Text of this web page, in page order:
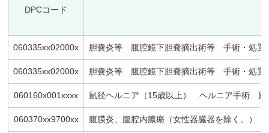
DPCコード
060335xx02000x 胆嚢炎等 腹腔鏡下胆嚢摘出術等 手術・処
060335xx02000x 胆嚢炎等 腹腔鏡下胆嚢摘出術等 手術・処
060160x001xxxx 鼠径ヘルニア（15歳以上） ヘルニア手術 鼠
060370xx9700xx 腹膜炎、腹腔内膿瘍（女性器臓器を除く。